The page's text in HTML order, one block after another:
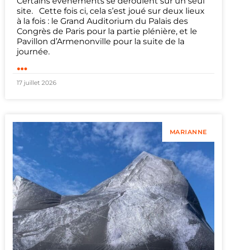
site. Cette fois ci, cela s’est joué sur deux lieux
à la fois : le Grand Auditorium du Palais des
Congrès de Paris pour la partie plénière, et le
Pavillon d’Armenonville pour la suite de la
journée.
...
17 juillet 2026
MARIANNE